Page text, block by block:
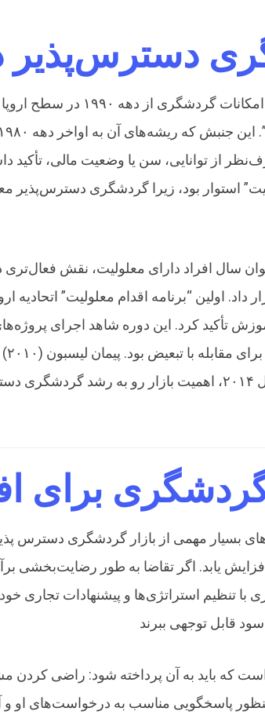
دسترس‌پذیر
از توانایی، سن یا وضعیت مالی،
استوار بود، زیرا گردشگری
اروپا با نام‌گذاری سال ۲۰۰۳ به عنوان سال افراد
کرد. این دوره شاهد اجرای پروژه‌های
گردشگری داد و مطالعات گسترده در سال ۲۰۱۴، اهمیت
برای
بسیار مهمی از بازار گردشگری دسترس
یابد. اگر تقاضا به طور رضایت‌بخشی
با تنظیم استراتژی‌ها و پیشنهادات
که باید به آن پرداخته شود: راضی کردن